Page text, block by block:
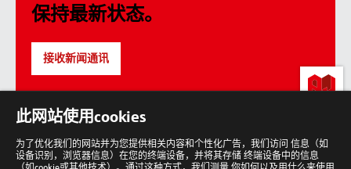
保持最新状态。
接收新闻通讯
到
此网站使用cookies
为了优化我们的网站并为您提供相关内容和个性化广告，我们访问 信息（如
设备识别，浏览器信息）在您的终端设备，并将其存储 终端设备中的信息